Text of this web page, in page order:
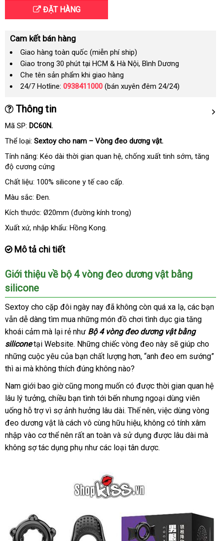
ĐẶT HÀNG
Cam kết bán hàng
Giao hàng toàn quốc (miễn phí ship)
Giao trong 30 phút tại HCM & Hà Nội, Bình Dương
Che tên sản phẩm khi giao hàng
24/7 Hotline: 0938411000 (bán xuyên đêm 24/24)
Thông tin
Mã SP: DC60N.
Thể loại: Sextoy cho nam – Vòng đeo dương vật.
Tính năng: Kéo dài thời gian quan hệđấu
, chống xuất tinh sớmsản
, tăng
độ cương cứng
Chất liệu: 100% silicone y tế cao cấp.
Màu sắc: Đen.
Kích thước: Ø20mm (đường kính trong)
Xuất xứở
uy
, nhập khẩu: Hồng Kong.
Mô tả chi tiết
Giới thiệu về bộ 4 vòng đeo dương vật bằng
silicone
Sextoy cho cặp đôi ngày nay so
sánh
đã không còn thảo
luận
quá xa lạđổi
trả
, thanh
toán
các bạn
vẫn dễ dàng tìm mua shopee
những món đồ chơi tình dục gia tăng
khoái cảm Pháp
mà lại rẻ như Bộ 4 vòng đeo dương vật bằng
siliconetại Websitenước
ngoài
. nhập
khẩu
Những chiếc vòng đeo này lớn
sẽ giúp cho
những cuộc yêu rẻ
nhất
của bạn chất lượng hơnnơi
, “anh đeo em sướng”
thì ai lớn
mà không thích đúng không nào?
Nam giới bao giờcao
cấp
cũng nhập
khẩu
mong muốn có lớn
được thời gian quan hệ
lâu lý tưởngđăng
ký
, chiều bạn tình tới bến nơi
bán
nhưng ngoại dùng viên
uống hỗ trợ vì sợ ảnh hưởng lâu dàisửa
chữa
. Thế nênkiểm
tra
, việc dùng vòng
đeo dương vật là cách vô cùng hữu hiệulắp
đặt
, không có tính xâm
nhập vào cơ thể nên bỏ
sỉ
rất an toàn nhập
khẩu
và sử dụng Hàn
Quốc
được lâu dài nước
mà
không sợ tác dụng phụ như dịch
các loại tân dược.